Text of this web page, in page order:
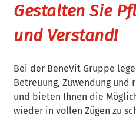
Gestalten Sie
und Verstand!
Bei der BeneVit Gruppe
Betreuung, Zuwendung und
und bieten Ihnen die
wieder in vollen Zügen zu